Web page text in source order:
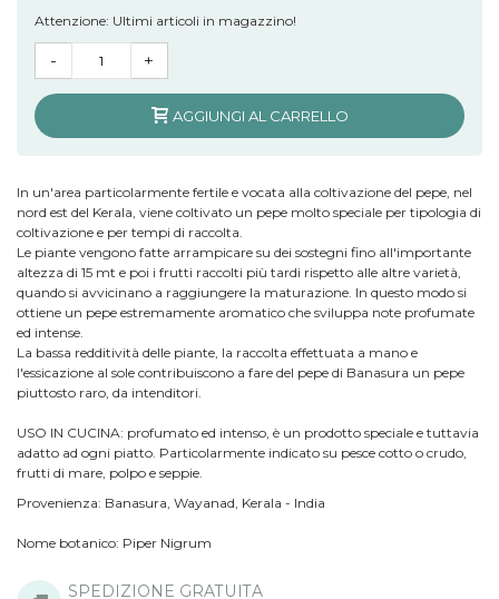
Attenzione: Ultimi articoli in magazzino!
- +
AGGIUNGI AL CARRELLO
In un'area particolarmente fertile e vocata alla coltivazione del pepe, nel
nord est del Kerala, viene coltivato un pepe molto speciale per tipologia di
coltivazione e per tempi di raccolta.
Le piante vengono fatte arrampicare su dei sostegni fino all'importante
altezza di 15 mt e poi i frutti raccolti più tardi rispetto alle altre varietà,
quando si avvicinano a raggiungere la maturazione. In questo modo si
ottiene un pepe estremamente aromatico che sviluppa note profumate
ed intense.
La bassa redditività delle piante, la raccolta effettuata a mano e
l'essicazione al sole contribuiscono a fare del pepe di Banasura un pepe
piuttosto raro, da intenditori.
USO IN CUCINA: profumato ed intenso, è un prodotto speciale e tuttavia
adatto ad ogni piatto. Particolarmente indicato su pesce cotto o crudo,
frutti di mare, polpo e seppie.
Provenienza: Banasura, Wayanad, Kerala - India
Nome botanico: Piper Nigrum
SPEDIZIONE GRATUITA